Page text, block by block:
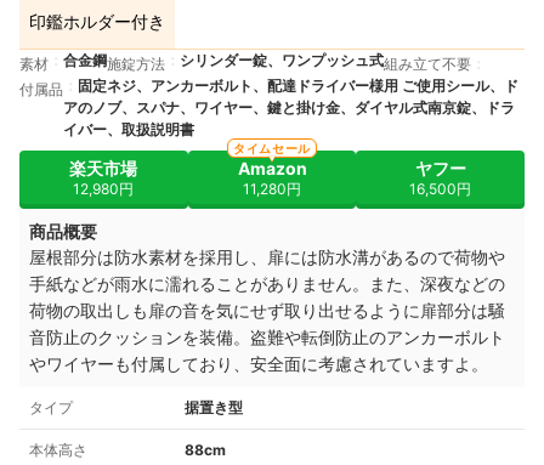
印鑑ホルダー付き
素材 合金鋼施錠方法 シリンダー錠、ワンプッシュ式組み立て不要
付属品
固定ネジ、アンカーボルト、配達ドライバー様用 ご使用シール、ド
アのノブ、スパナ、ワイヤー、鍵と掛け金、ダイヤル式南京錠、ドラ
イバー、取扱説明書
楽天市場
12,980円
Amazon
11,280円
タイムセール
ヤフー
16,500円
商品概要
屋根部分は防水素材を採用し、
扉には防水溝があるので荷物や
手紙などが雨水に濡れることがありません。また、 深夜などの
荷物の取出しも扉の音を気にせず取り出せるように扉部分は騒
音防止のクッションを装備。盗難や転倒防止のアンカーボルト
やワイヤーも付属しており、安全面に考慮されていますよ。
タイプ 据置き型
本体高さ 88cm